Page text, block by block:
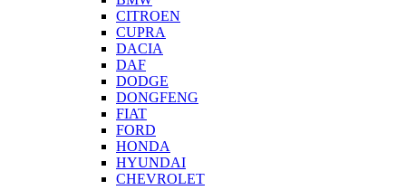
CITROEN
CUPRA
DACIA
DAF
DODGE
DONGFENG
FIAT
FORD
HONDA
HYUNDAI
CHEVROLET